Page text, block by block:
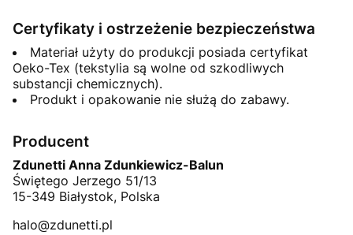
Certyfikaty i ostrzeżenie bezpieczeństwa
Materiał użyty do produkcji posiada certyfikat
Oeko-Tex (tekstylia są wolne od szkodliwych
substancji chemicznych).
Produkt i opakowanie nie służą do zabawy.
Producent
Zdunetti Anna Zdunkiewicz-Balun
Świętego Jerzego 51/13
15-349 Białystok, Polska
halo@zdunetti.pl